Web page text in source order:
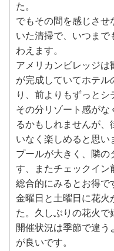
た。
でもその間を感じさせ
いた清掃で、いつまで
わえます。
アメリカンビレッジは
が完成していてホテル
り、前よりもずっとシ
その分リゾート感がな
るかもしれませんが
いなく楽しめると思い
プールが大きく、隣の
す、またチェックイン
総合的にみるとお得で
金曜日と土曜日に花火
た。久しぶりの花火で
開催状況は季節で違う
が良いです。